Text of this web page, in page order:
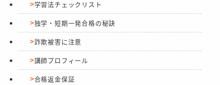
学習法チェックリスト
独学・短期一発合格の秘訣
詐欺被害に注意
講師プロフィール
合格返金保証